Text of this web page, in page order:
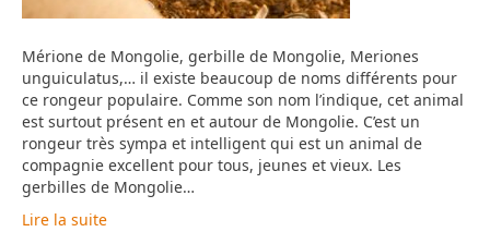
Mérione de Mongolie, gerbille de Mongolie, Meriones
unguiculatus,… il existe beaucoup de noms différents pour
ce rongeur populaire. Comme son nom l’indique, cet animal
est surtout présent en et autour de Mongolie. C’est un
rongeur très sympa et intelligent qui est un animal de
compagnie excellent pour tous, jeunes et vieux. Les
gerbilles de Mongolie…
Lire la suite